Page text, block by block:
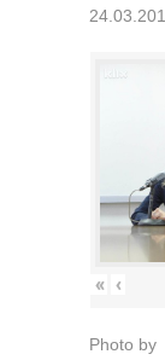
« ‹
Photo by